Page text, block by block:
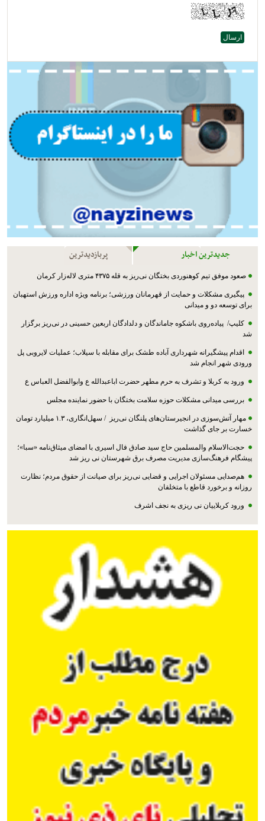
جدیدترین اخبار پربازدیدترین
صعود موفق تیم کوهنوردی بختگان نی‌ریز به قله ۴۳۷۵ متری لاله‌زار کرمان
پیگیری مشکلات و حمایت از قهرمانان ورزشی؛ برنامه ویژه اداره ورزش استهبان
برای توسعه دو و میدانی
کلیپ/ پیاده‌روی باشکوه جاماندگان و دلدادگان اربعین حسینی در نی‌ریز برگزار
شد
اقدام پیشگیرانه شهرداری آباده طشک برای مقابله با سیلاب؛ عملیات لایروبی پل
ورودی شهر انجام شد
ورود به کربلا و تشرف به حرم مطهر حضرت اباعبدالله ع وابوالفضل العباس ع
بررسی میدانی مشکلات حوزه سلامت بختگان با حضور نماینده مجلس
مهار آتش‌سوزی در انجیرستان‌های پلنگان نی‌ریز / سهل‌انگاری، ۱.۳ میلیارد تومان
خسارت بر جای گذاشت
حجت‌الاسلام والمسلمین حاج سید صادق فال اسیری با امضای میثاق‌نامه «سبا»؛
پیشگام فرهنگ‌سازی مدیریت مصرف برق شهرستان نی ریز شد
هم‌صدایی مسئولان اجرایی و قضایی نی‌ریز برای صیانت از حقوق مردم؛ نظارت
روزانه و برخورد قاطع با متخلفان
ورود کربلاییان نی ریزی به نجف اشرف